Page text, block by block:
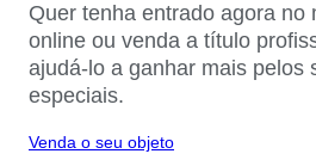
Quer tenha entrado agora no
online ou venda a título
ajudá-lo a ganhar mais pelos
especiais.
Venda o seu objeto